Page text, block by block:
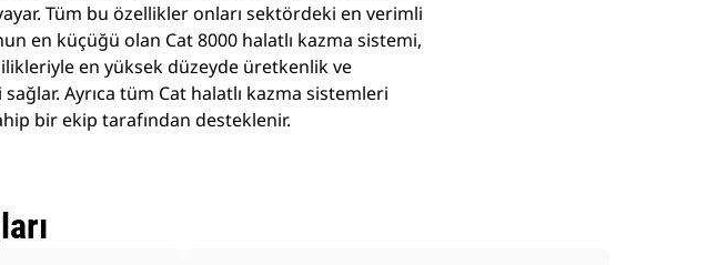
Tüm bu özellikler onları sektördeki en verimli
en küçüğü olan Cat 8000 halatlı kazma sistemi,
en yüksek düzeyde üretkenlik ve
Ayrıca tüm Cat halatlı kazma sistemleri
bir ekip tarafından desteklenir.